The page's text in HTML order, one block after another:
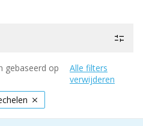
gebaseerd op
Alle filters
verwijderen